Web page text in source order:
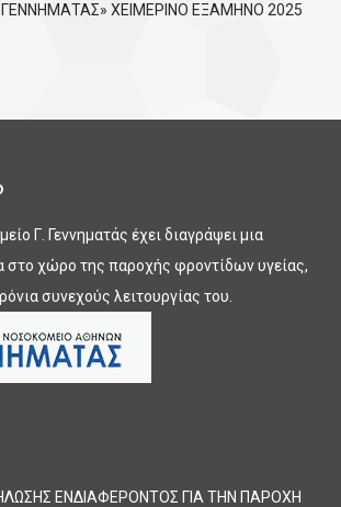
ΓΕΝΝΗΜΑΤΑΣ» ΧΕΙΜΕΡΙΝΟ ΕΞΑΜΗΝΟ 2025
Γ. Γεννηματάς έχει διαγράψει μια
στο χώρο της παροχής φροντίδων υγείας,
συνεχούς λειτουργίας του.
ΕΝΔΙΑΦΕΡΟΝΤΟΣ ΓΙΑ ΤΗΝ ΠΑΡΟΧΗ